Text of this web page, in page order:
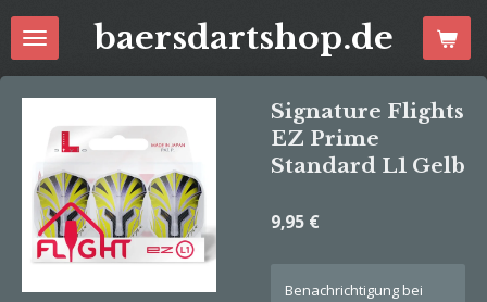
Zum
Hauptinhalt
baersdartshop.de
Signature Flights
EZ Prime
Standard L1 Gelb
9,95 €
Benachrichtigung bei